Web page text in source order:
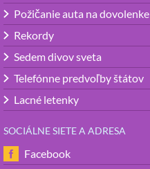
Požičanie auta na dovolenke
Rekordy
Sedem divov sveta
Telefónne predvoľby štátov
Lacné letenky
SOCIÁLNE SIETE A ADRESA
Facebook